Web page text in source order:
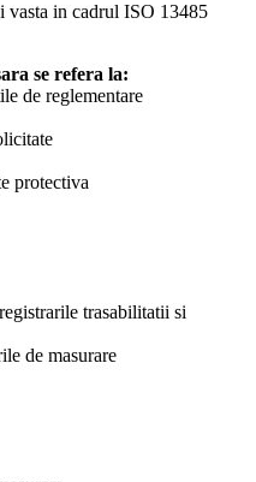
vasta in cadrul ISO 13485
se refera la:
de reglementare
protectiva
trasabilitatii si
de masurare